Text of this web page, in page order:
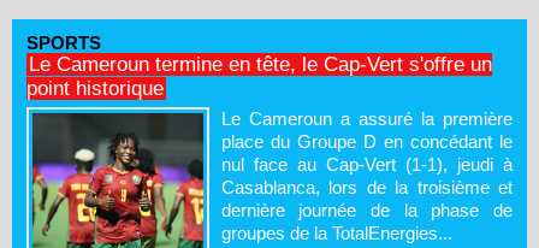
SPORTS
Le Cameroun termine en tête, le Cap-Vert s'offre un
point historique
Le Cameroun a assuré la première
place du Groupe D en concédant le
nul face au Cap-Vert (1-1), jeudi à
Casablanca, lors de la troisième et
dernière journée de la phase de
groupes de la TotalEnergies...